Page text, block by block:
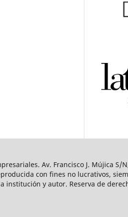
Av. Francisco J. Mújica S/
con fines no lucrativos,
y autor. Reserva de